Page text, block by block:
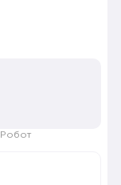
Робот